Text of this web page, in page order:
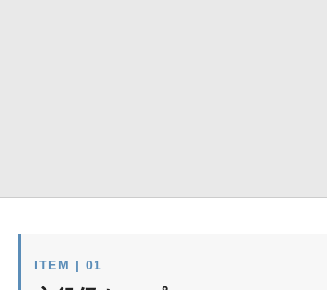
ITEM | 01